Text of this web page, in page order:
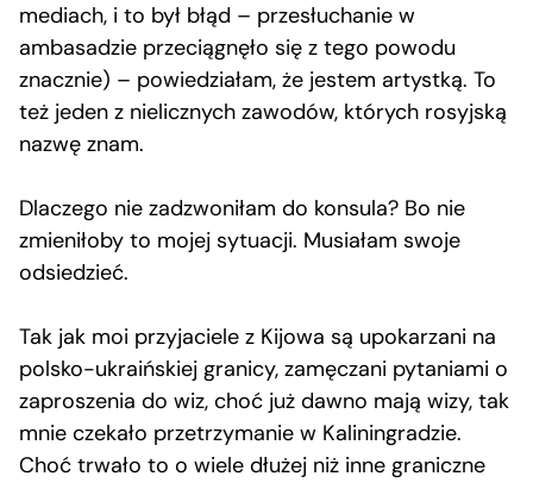
mediach, i to był błąd – przesłuchanie w
ambasadzie przeciągnęło się z tego powodu
znacznie) – powiedziałam, że jestem artystką. To
też jeden z nielicznych zawodów, których rosyjską
nazwę znam.
Dlaczego nie zadzwoniłam do konsula? Bo nie
zmieniłoby to mojej sytuacji. Musiałam swoje
odsiedzieć.
Tak jak moi przyjaciele z Kijowa są upokarzani na
polsko-ukraińskiej granicy, zamęczani pytaniami o
zaproszenia do wiz, choć już dawno mają wizy, tak
mnie czekało przetrzymanie w Kaliningradzie.
Choć trwało to o wiele dłużej niż inne graniczne